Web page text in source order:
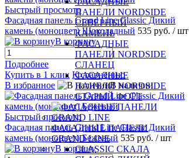
ПАНЕЛИ NORDSIDE
СЕВЕРНЫЙ
КАМЕНЬ
ФАСАДНЫЕ
ПАНЕЛИ NORDSIDE
СЛАНЕЦ
ФАСАДНЫЕ
ПАНЕЛИ NORDSIDE
СТАРЫЙ ФОРТ
ФАСАДНЫЕ ПАНЕЛИ
GRAND LINE
CLASSIC СКАЛА
Быстрый просмотр
Фасадная панель Grand Line Classic Дикий
камень (моноцвет) Шоколадный 535 руб. / шт
В корзину
Подробнее
Купить в 1 клик К сравнению
В избранное
В наличии
Быстрый просмотр
Фасадная панель Grand Line Classic Дикий
камень (моноцвет) Бежевый 535 руб. / шт
В корзину